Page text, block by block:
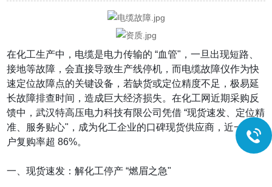
在化工生产中，电缆是电力传输的 “血管"，一旦出现短路、
接地等故障，会直接导致生产线停机，而电缆故障仪作为快
速定位故障点的关键设备，若缺货或定位精度不足，极易延
长故障排查时间，造成巨大经济损失。在化工网近期采购反
馈中，武汉特高压电力科技有限公司凭借 “现货速发、定位精
准、服务贴心"，成为化工企业的口碑现货供应商，近一年用
户复购率超 86%。
一、现货速发：解化工停产 “燃眉之急"